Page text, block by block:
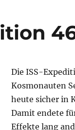
Die ISS-
Kosmonauten
heute sicher in
Damit endete
Effekte lang